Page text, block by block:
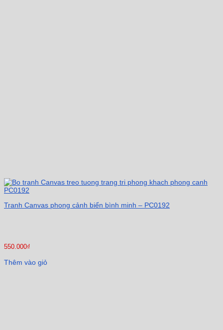
Tranh Canvas phong cảnh biển bình minh – PC0192
550.000₫
Thêm vào giỏ